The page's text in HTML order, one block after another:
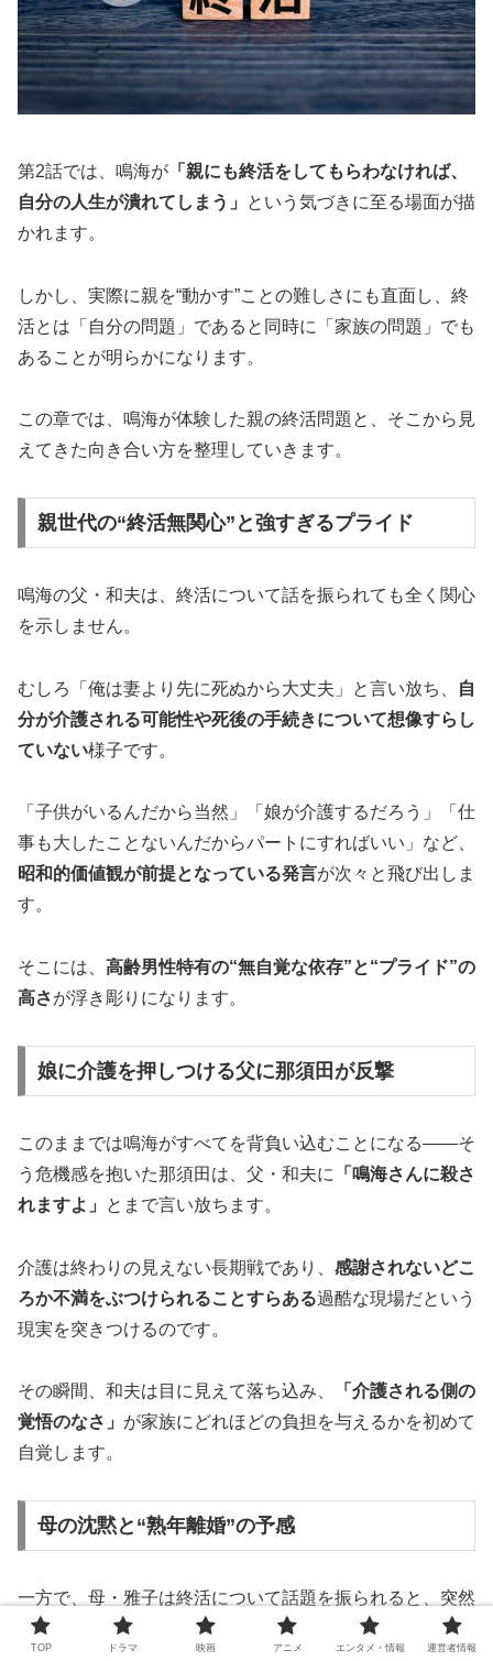
第2話では、鳴海が 「親にも終活をしてもらわなければ、
自分の人生が潰れてしまう」
という気づきに至る場面が描
かれます。
しかし、実際に親を“動かす”ことの難しさにも直面し、終
活とは「自分の問題」であると同時に「家族の問題」でも
あることが明らかになります。
この章では、鳴海が体験した親の終活問題と、そこから見
えてきた向き合い方を整理していきます。
親世代の“終活無関心”と強すぎるプライド
鳴海の父・和夫は、終活について話を振られても全く関心
を示しません。
むしろ「俺は妻より先に死ぬから大丈夫」と言い放ち、
自
分が介護される可能性や死後の手続きについて想像すらし
ていない様子です。
「子供がいるんだから当然」「娘が介護するだろう」「仕
事も大したことないんだからパートにすればいい」など、
昭和的価値観が前提となっている発言が次々と飛び出しま
す。
そこには、 高齢男性特有の“無自覚な依存”と“プライド”の
高さが浮き彫りになります。
娘に介護を押しつける父に那須田が反撃
このままでは鳴海がすべてを背負い込むことになる――そ
う危機感を抱いた那須田は、父・和夫に
「鳴海さんに殺さ
れますよ」
とまで言い放ちます。
介護は終わりの見えない長期戦であり、 感謝されないどこ
ろか不満をぶつけられることすらある過酷な現場だという
現実を突きつけるのです。
その瞬間、和夫は目に見えて落ち込み、
「介護される側の
覚悟のなさ」 が家族にどれほどの負担を与えるかを初めて
自覚します。
母の沈黙と“熟年離婚”の予感
一方で、母・雅子は終活について話題を振られると、突然
怒り出します。
TOP ドラマ 映画 アニメ エンタメ・情報 運営者情報